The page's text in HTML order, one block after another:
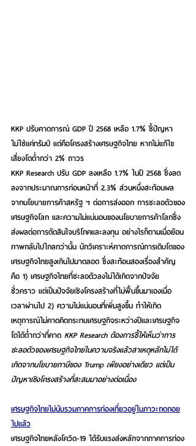
KKP ปรับคาดการณ์ GDP ปี 2568 เหลือ 1.7% ชี้ปัญหา
ไม่ใช่แค่ทรัมป์ แต่คือโครงสร้างเศรษฐกิจไทย หากไม่แก้ไข
เสี่ยงโตต่ำกว่า 2% ถาวร
KKP Research ปรับ GDP ลงเหลือ 1.7% ในปี 2568 ซึ่งลด
ลงจากประมาณการก่อนหน้าที่ 2.3% ส่วนหนึ่งสะท้อนผล
จากนโยบายการค้าสหรัฐ ฯ ต่อการส่งออก การชะลอตัวของ
เศรษฐกิจโลก และความไม่แน่นอนของนโยบายการค้าโลกซึ่ง
ส่งผลต่อการตัดสินใจบริโภคและลงทุน อย่างไรก็ตามเมื่อย้อน
ภาพกลับไปไกลกว่านั้น นักวิเคราะห์คาดการณ์การเติบโตของ
เศรษฐกิจไทยสูงเกินไปมาตลอด ซึ่งสะท้อนสองเรื่องสำคัญ
คือ 1) เศรษฐกิจไทยที่ชะลอตัวลงไม่ได้เกิดจากปัจจัย
ชั่วคราว แต่เป็นปัจจัยเชิงโครงสร้างที่ไม่ฟื้นขึ้นมาเองเมื่อ
เวลาผ่านไป 2) ความไม่แน่นอนที่เพิ่มสูงขึ้น ทำให้เกิด
เหตุการณ์ไม่คาดคิดกระทบเศรษฐกิจระหว่างปีและเศรษฐกิจ
โตได้ต่ำกว่าที่คาด KKP Research ต้องการชี้ให้เห็นว่าการ
ชะลอตัวของเศรษฐกิจไทยในความจริงแล้วสาเหตุหลักไม่ได้
เกิดจากนโยบายภาษีของ Trump เพียงอย่างเดียว แต่เป็น
ปัญหาเชิงโครงสร้างที่สะสมมาอย่างต่อเนื่อง
เศรษฐกิจไทยไม่นับรวมภาคการท่องเที่ยวอยู่ในภาวะถดถอย
ไปแล้ว
เศรษฐกิจไทยหลังโควิด-19 ได้รับแรงส่งหลักจากภาคการท่อง